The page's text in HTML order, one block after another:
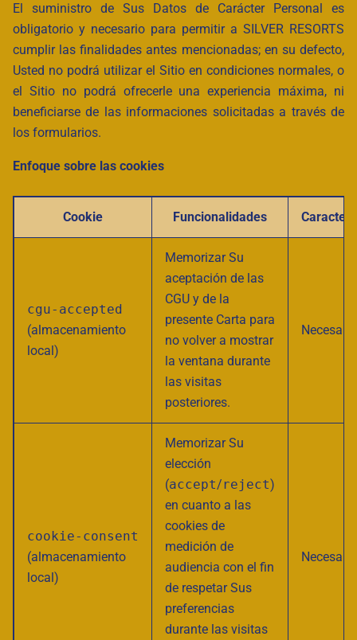
El suministro de Sus Datos de Carácter Personal es
obligatorio y necesario para permitir a SILVER RESORTS
cumplir las finalidades antes mencionadas; en su defecto,
Usted no podrá utilizar el Sitio en condiciones normales, o
el Sitio no podrá ofrecerle una experiencia máxima, ni
beneficiarse de las informaciones solicitadas a través de
los formularios.
Enfoque sobre las cookies
Cookie Funcionalidades
cgu-accepted
(almacenamiento
local)
Memorizar Su
aceptación de las
CGU y de la
presente Carta para
no volver a mostrar
la ventana durante
las visitas
posteriores.
Necesario
cookie-consent
(almacenamiento
local)
Memorizar Su
elección
(accept/reject)
en cuanto a las
cookies de
medición de
audiencia con el fin
de respetar Sus
preferencias
durante las visitas
Necesario